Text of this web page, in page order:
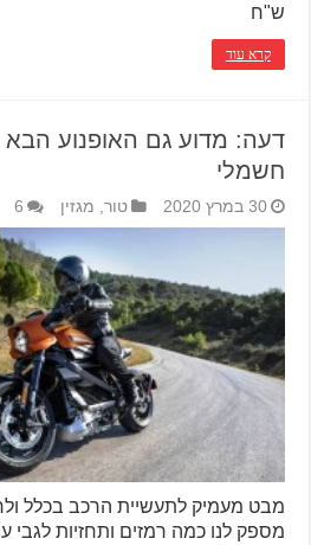
ש"ח
קרא עוד
דעה: מדוע גם האופנוע
חשמלי
30 במרץ 2020 טור, מגזין 6
מבט מעמיק לתעשיית הרכב בכלל
מספק לנו כמה רמזים ותחזיות לגבי